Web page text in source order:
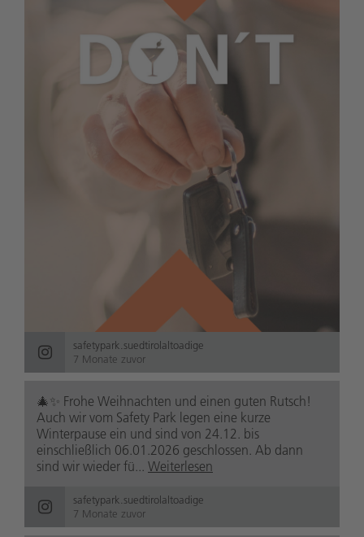
safetypark.suedtirolaltoadige
7 Monate zuvor
🎄✨ Frohe Weihnachten und einen guten Rutsch!
Auch wir vom Safety Park legen eine kurze
Winterpause ein und sind von 24.12. bis
einschließlich 06.01.2026 geschlossen. Ab dann
sind wir wieder fü... Weiterlesen
safetypark.suedtirolaltoadige
7 Monate zuvor